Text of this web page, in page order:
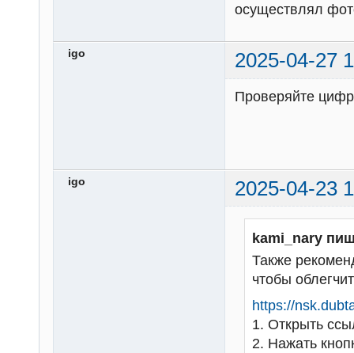
осуществлял
igo 2025-04-27
Проверяйте
igo 2025-04-23
kami_nary
Также
чтобы
https://
1. Открыть
2. Нажать